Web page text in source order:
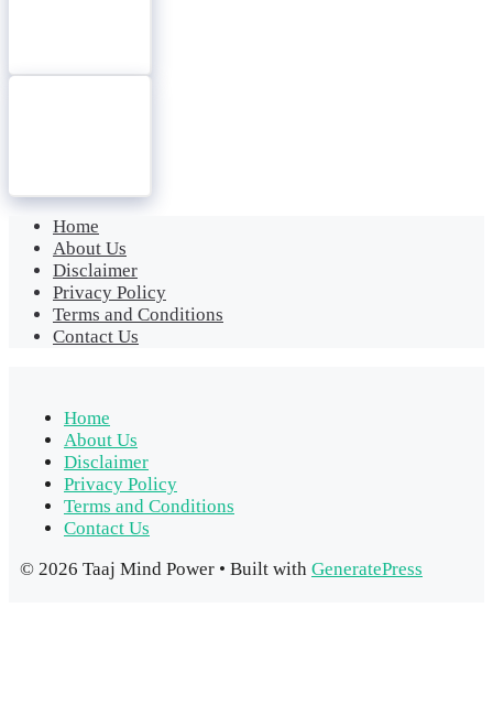
Home
About Us
Disclaimer
Privacy Policy
Terms and Conditions
Contact Us
Home
About Us
Disclaimer
Privacy Policy
Terms and Conditions
Contact Us
© 2026 Taaj Mind Power • Built with GeneratePress